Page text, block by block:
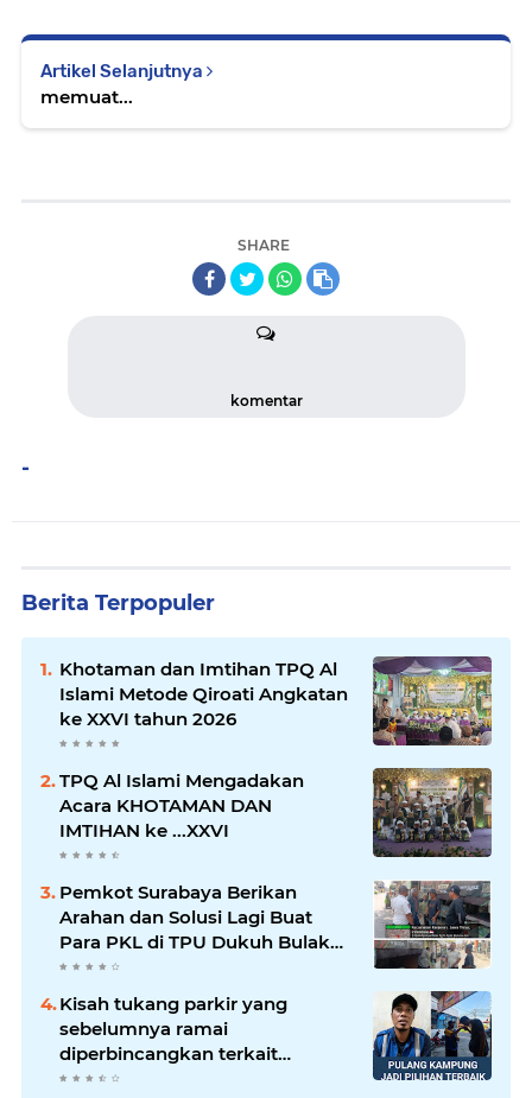
Artikel Selanjutnya
memuat...
SHARE
komentar
-
Berita Terpopuler
Khotaman dan Imtihan TPQ Al
Islami Metode Qiroati Angkatan
ke XXVI tahun 2026
TPQ Al Islami Mengadakan
Acara KHOTAMAN DAN
IMTIHAN ke ...XXVI
Pemkot Surabaya Berikan
Arahan dan Solusi Lagi Buat
Para PKL di TPU Dukuh Bulak
Banteng Surabaya
Kisah tukang parkir yang
sebelumnya ramai
diperbincangkan terkait
persoalan parkir gratis di